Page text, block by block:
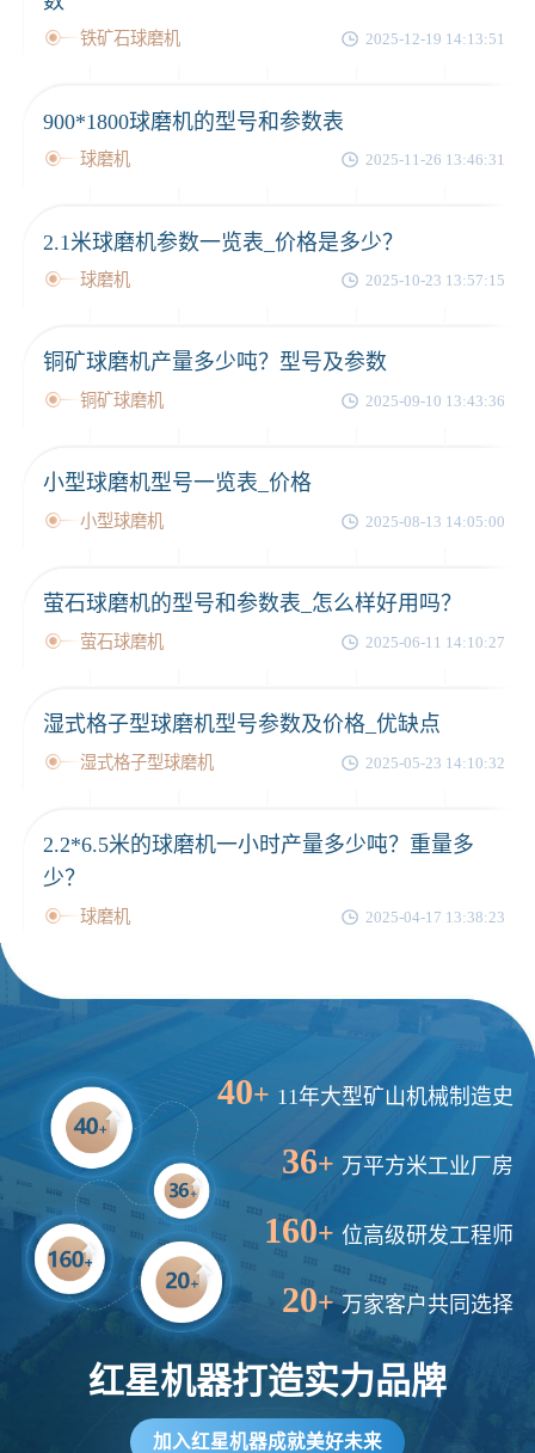
铁矿石球磨机 2025-12-19 14:13:51
900*1800球磨机的型号和参数表
球磨机 2025-11-26 13:46:31
2.1米球磨机参数一览表_价格是多少？
球磨机 2025-10-23 13:57:15
铜矿球磨机产量多少吨？型号及参数
铜矿球磨机 2025-09-10 13:43:36
小型球磨机型号一览表_价格
小型球磨机 2025-08-13 14:05:00
萤石球磨机的型号和参数表_怎么样好用吗？
萤石球磨机 2025-06-11 14:10:27
湿式格子型球磨机型号参数及价格_优缺点
湿式格子型球磨机 2025-05-23 14:10:32
2.2*6.5米的球磨机一小时产量多少吨？重量多
少？
球磨机 2025-04-17 13:38:23
40+ 11年大型矿山机械制造史
36+ 万平方米工业厂房
160+ 位高级研发工程师
20+ 万家客户共同选择
红星机器打造实力品牌
加入红星机器成就美好未来